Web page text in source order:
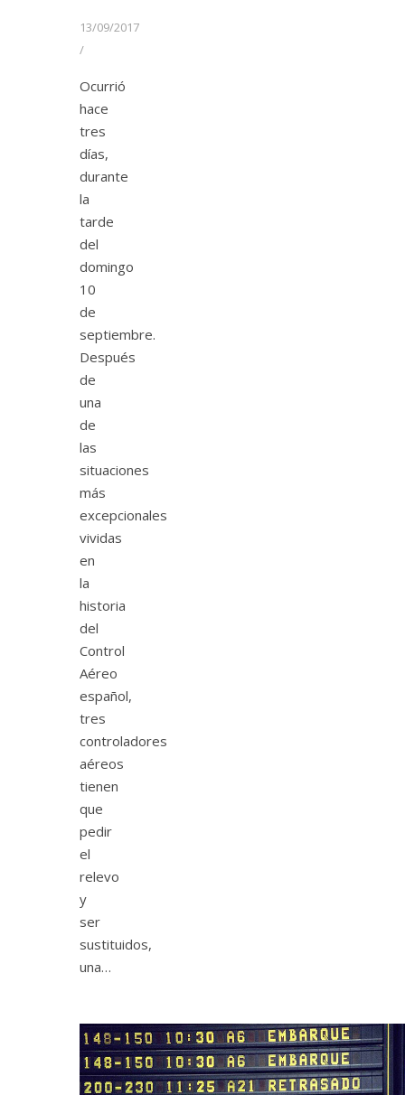
13/09/2017
/
Ocurrió
hace
tres
días,
durante
la
tarde
del
domingo
10
de
septiembre.
Después
de
una
de
las
situaciones
más
excepcionales
vividas
en
la
historia
del
Control
Aéreo
español,
tres
controladores
aéreos
tienen
que
pedir
el
relevo
y
ser
sustituidos,
una…